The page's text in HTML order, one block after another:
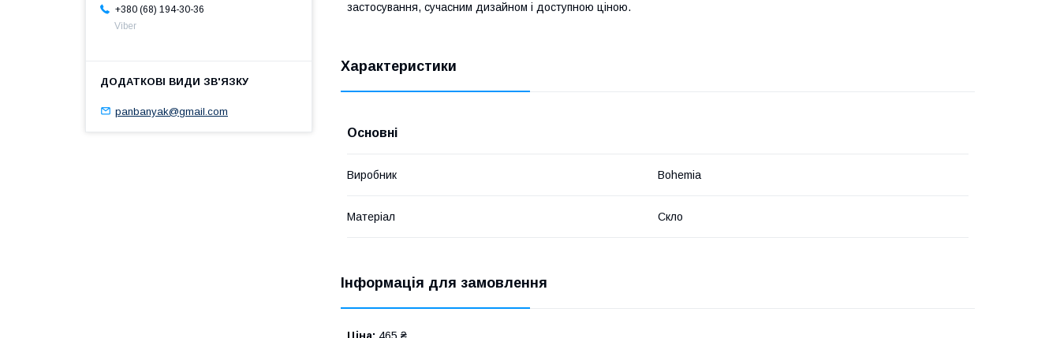
застосування, сучасним дизайном і доступною ціною.
Характеристики
Основні
Виробник Bohemia
Матеріал Скло
Інформація для замовлення
+380 (68) 194-30-36
Viber
panbanyak@gmail.com